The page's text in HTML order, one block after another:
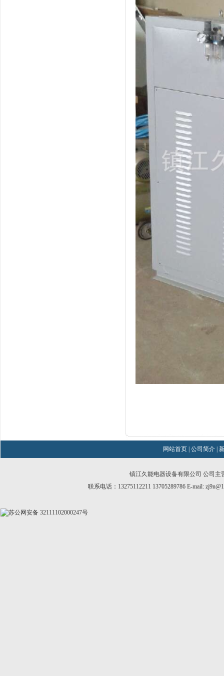
网站首页 公司简介
镇江久能电器设备有限公司 公司主
联系电话：13275112211 13705289786 E-mail:
苏公网安备 32111102000247号